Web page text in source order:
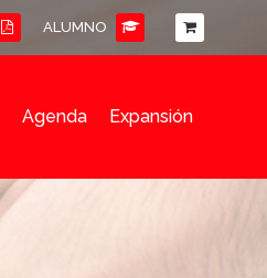
ALUMNO
Agenda Expansión